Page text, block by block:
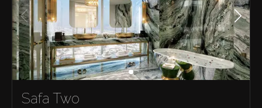
Safa Two